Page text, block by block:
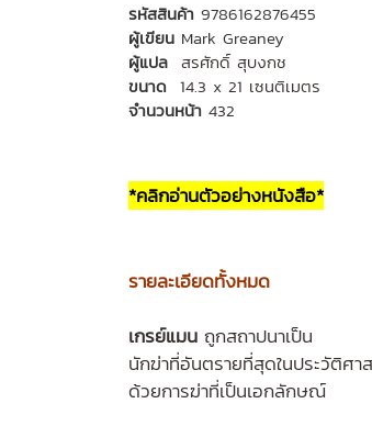
รหัสสินค้า 9786162876455
ผู้เขียน Mark Greaney
ผู้แปล สรศักดิ์ สุบงกช
ขนาด 14.3 x 21 เซนติเม
จำนวนหน้า 432
*คลิกอ่านตัวอย่างหนังสือ*
รายละเอียดทั้งหมด
เกรย์แมน ถูกสถาปนาเป็น
นักฆ่าที่อันตรายที่สุดในประวัติศา
ด้วยการฆ่าที่เป็นเอกลักษณ์